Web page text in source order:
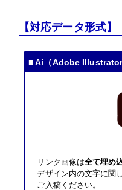
【対応データ形式】
■ Ai（Adobe
リンク画像は全て埋め
デザイン内の文字に関
ご入稿ください。